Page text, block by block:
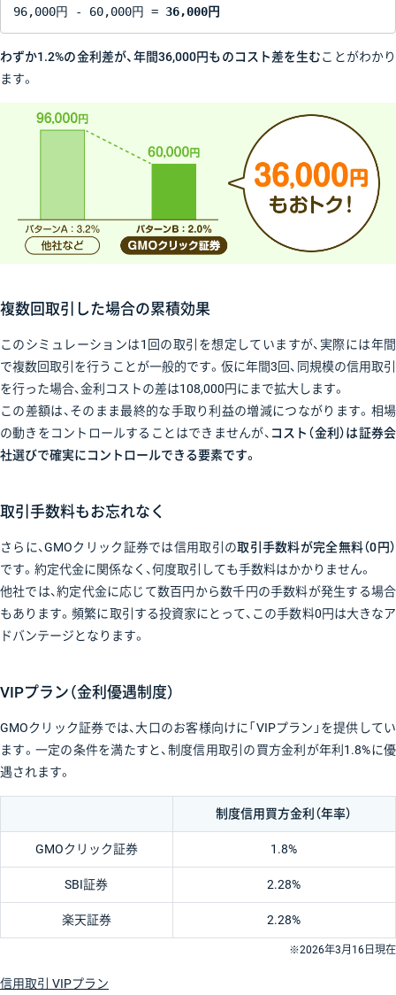
96,000円 - 60,000円 = 36,000円
わずか1.2%の金利差が、年間36,000円ものコスト差を生むことがわかり
ます。
複数回取引した場合の累積効果
このシミュレーションは1回の取引を想定していますが、実際には年間
で複数回取引を行うことが一般的です。仮に年間3回、同規模の信用取引
を行った場合、金利コストの差は108,000円にまで拡大します。
この差額は、そのまま最終的な手取り利益の増減につながります。相場
の動きをコントロールすることはできませんが、 コスト（金利）は証券会
社選びで確実にコントロールできる要素です。
取引手数料もお忘れなく
さらに、GMOクリック証券では信用取引の取引手数料が完全無料（0円）
です。約定代金に関係なく、何度取引しても手数料はかかりません。
他社では、約定代金に応じて数百円から数千円の手数料が発生する場合
もあります。頻繁に取引する投資家にとって、この手数料0円は大きなア
ドバンテージとなります。
VIPプラン（金利優遇制度）
GMOクリック証券では、大口のお客様向けに「VIPプラン」を提供してい
ます。一定の条件を満たすと、制度信用取引の買方金利が年利1.8%に優
遇されます。
制度信用買方金利（年率）
GMOクリック証券 1.8%
SBI証券 2.28%
楽天証券 2.28%
※2026年3月16日現在
信用取引 VIPプラン